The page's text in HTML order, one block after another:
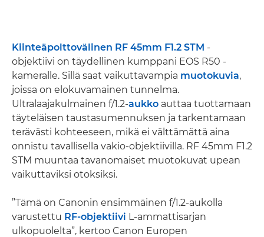
Kiinteäpolttovälinen RF 45mm F1.2 STM -
objektiivi on täydellinen kumppani EOS R50 -
kameralle. Sillä saat vaikuttavampia muotokuvia,
joissa on elokuvamainen tunnelma.
Ultralaajakulmainen f/1.2-aukko auttaa tuottamaan
täyteläisen taustasumennuksen ja tarkentamaan
terävästi kohteeseen, mikä ei välttämättä aina
onnistu tavallisella vakio-objektiivilla. RF 45mm F1.2
STM muuntaa tavanomaiset muotokuvat upean
vaikuttaviksi otoksiksi.
”Tämä on Canonin ensimmäinen f/1.2-aukolla
varustettu RF-objektiivi L-ammattisarjan
ulkopuolelta”, kertoo Canon Europen